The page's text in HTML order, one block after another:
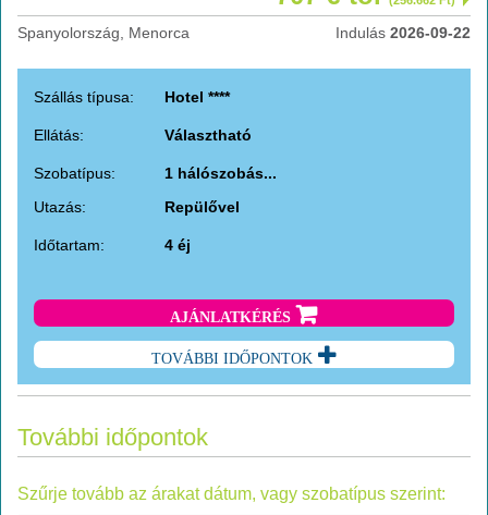
Spanyolország, Menorca Indulás 2026-09-22
Szállás típusa: Hotel ****
Ellátás: Választható
Szobatípus:
1 hálószobás...
Utazás:
Repülővel
Időtartam: 4 éj
AJÁNLATKÉRÉS
TOVÁBBI IDŐPONTOK
További időpontok
Szűrje tovább az árakat dátum, vagy szobatípus szerint: